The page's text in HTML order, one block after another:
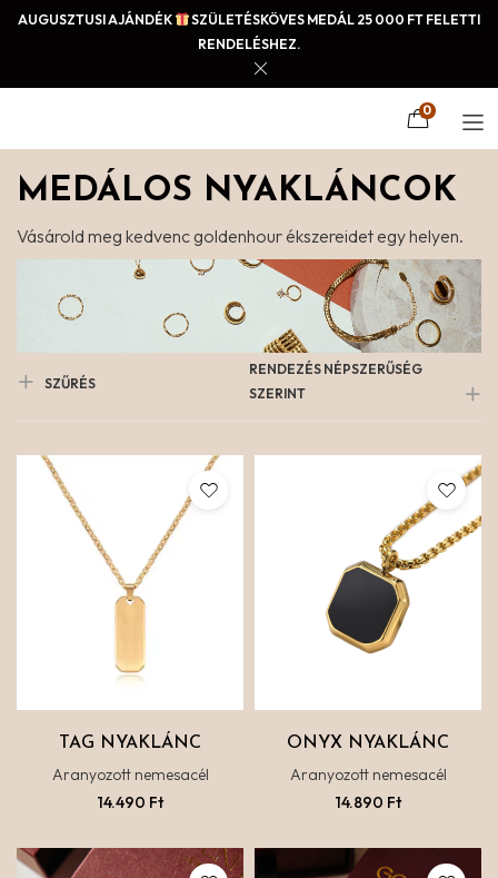
AUGUSZTUSI AJÁNDÉK
SZÜLETÉSKÖVES MEDÁL 25 000 FT FELETTI
RENDELÉSHEZ.
0
MEDÁLOS NYAKLÁNCOK
Vásárold meg kedvenc goldenhour ékszereidet egy helyen.
SZŰRÉS
RENDEZÉS NÉPSZERŰSÉG
SZERINT
TAG NYAKLÁNC
Aranyozott nemesacél
14.490 Ft
ONYX NYAKLÁNC
Aranyozott nemesacél
14.890 Ft